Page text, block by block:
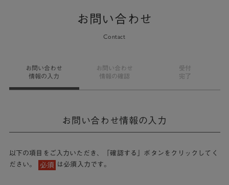
お問い合わせ
Contact
お問い合わせ
情報の入力
お問い合わせ
情報の確認
受付
完了
お問い合わせ情報の入力
以下の項目をご入力いただき、「確認する」ボタンをクリックしてく
ださい。
必須 は必須入力です。